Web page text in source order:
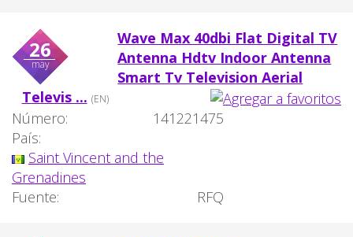
26
may
Wave Max 40dbi Flat Digital TV
Antenna Hdtv Indoor Antenna
Smart Tv Television Aerial
Televis ... (EN)
Número:
141221475
País:
Saint Vincent and the
Grenadines
Fuente:
RFQ